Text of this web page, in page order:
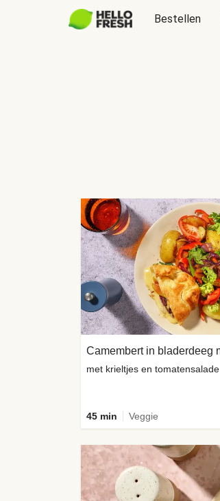
Bestellen
met krieltjes en tomatensalade
45 min Veggie